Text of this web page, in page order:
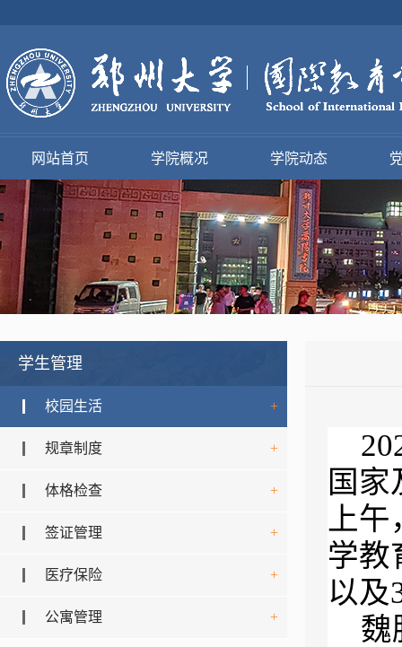
网站首页 学院概况 学院动态
学生管理
校园生活 +
规章制度 +
体格检查 +
签证管理 +
医疗保险 +
公寓管理 +
国家
上
学教
以及
魏